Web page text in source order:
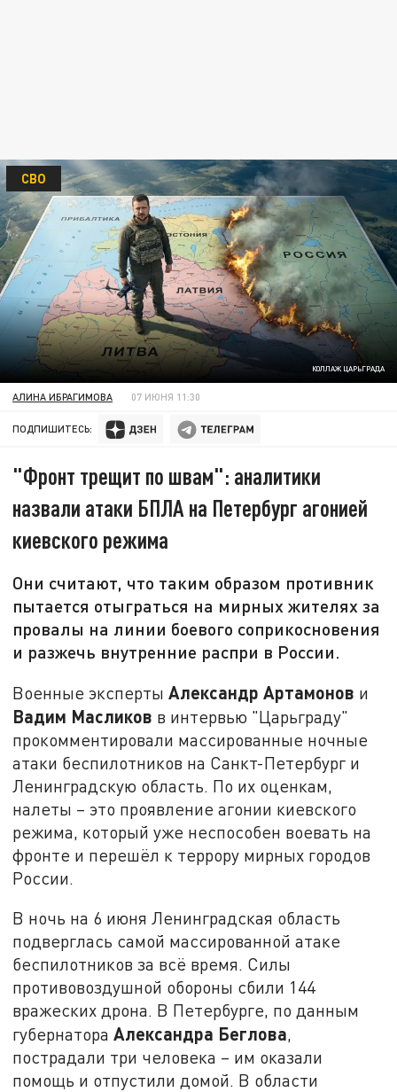
КОЛЛАЖ ЦАРЬГРАДА
СВО
АЛИНА ИБРАГИМОВА 07 ИЮНЯ 11:30
ПОДПИШИТЕСЬ:
"Фронт трещит по швам": аналитики
назвали атаки БПЛА на Петербург агонией
киевского режима
Они считают, что таким образом противник
пытается отыграться на мирных жителях за
провалы на линии боевого соприкосновения
и разжечь внутренние распри в России.
Военные эксперты Александр Артамонов и
Вадим Масликов в интервью "Царьграду"
прокомментировали массированные ночные
атаки беспилотников на Санкт-Петербург и
Ленинградскую область. По их оценкам,
налеты – это проявление агонии киевского
режима, который уже неспособен воевать на
фронте и перешёл к террору мирных городов
России.
В ночь на 6 июня Ленинградская область
подверглась самой массированной атаке
беспилотников за всё время. Силы
противовоздушной обороны сбили 144
вражеских дрона. В Петербурге, по данным
губернатора Александра Беглова,
пострадали три человека – им оказали
помощь и отпустили домой. В области